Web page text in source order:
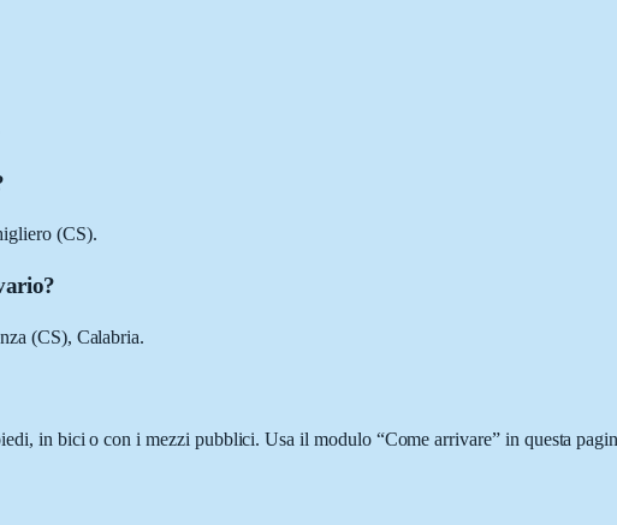
(CS).
(CS), Calabria.
in bici o con i mezzi pubblici. Usa il modulo “Come arrivare” in questa